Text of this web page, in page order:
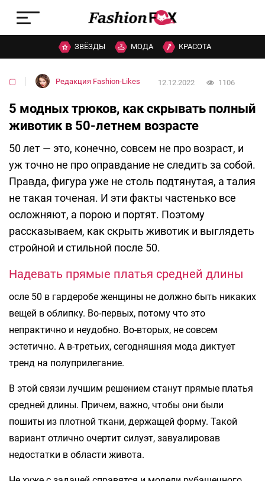
ЗВЁЗДЫ МОДА КРАСОТА
▢ Редакция Fashion-Likes 12.12.2022 1106
5 модных трюков, как скрывать полный
животик в 50-летнем возрасте
50 лет — это, конечно, совсем не про возраст, и
уж точно не про оправдание не следить за собой.
Правда, фигура уже не столь подтянутая, а талия
не такая точеная. И эти факты частенько все
осложняют, а порою и портят. Поэтому
рассказываем, как скрыть животик и выглядеть
стройной и стильной после 50.
Надевать прямые платья средней длины
осле 50 в гардеробе женщины не должно быть никаких
вещей в облипку. Во-первых, потому что это
непрактично и неудобно. Во-вторых, не совсем
эстетично. А в-третьих, сегодняшняя мода диктует
тренд на полуприлегание.
В этой связи лучшим решением станут прямые платья
средней длины. Причем, важно, чтобы они были
пошиты из плотной ткани, держащей форму. Такой
вариант отлично очертит силуэт, завуалировав
недостатки в области живота.